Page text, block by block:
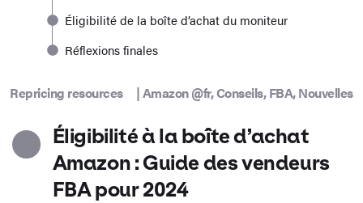
Éligibilité de la boîte d’achat du moniteur
Réflexions finales
Repricing resources |Amazon @fr,Conseils,FBA,Nouvelles
Éligibilité à la boîte d’achat
Amazon : Guide des vendeurs
FBA pour 2024